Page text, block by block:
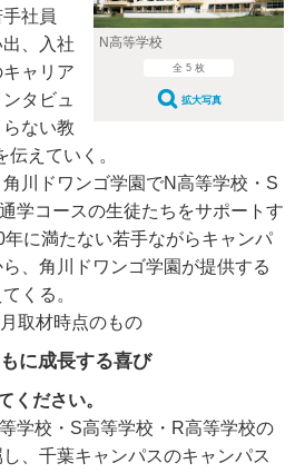
N高等学校
全 5 枚
拡大写真
社員
、入社
ャリア
タビュ
ない教
えていく。
川ドワンゴ学園でN高等学校・S
学コースの生徒たちをサポートす
に満たない若手ながらキャンパ
、角川ドワンゴ学園が提供する
くる。
取材時点のもの
に成長する喜び
ください。
学校・S高等学校・R高等学校の
、千葉キャンパスのキャンパス